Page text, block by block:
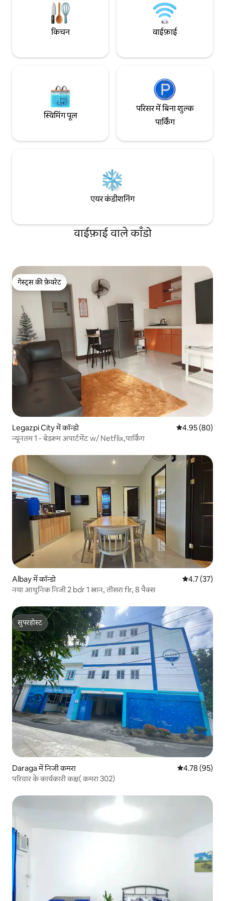
किचन वाईफ़ाई
स्विमिंग पूल
परिसर में बिना शुल्क
पार्किंग
एयर कंडीशनिंग
वाईफ़ाई वाले काँडो
गेस्ट्स की फ़ेवरेट
गेस्ट्स की फ़ेवरेट
Legazpi City में कॉन्डो औसत रेटिंग 5 में
4.95 (80)
न्यूनतम 1 - बेडरूम अपार्टमेंट w/ Netflix,पार्किंग
Albay में कॉन्डो औसत रेटिंग 5
4.7 (37)
नया आधुनिक निजी 2 bdr 1 स्नान, तीसरा flr, 8 पैक्स
सुपरहोस्ट
सुपरहोस्ट
Daraga में निजी कमरा औसत रेटिंग 5 में
4.78 (95)
परिवार के कार्यकारी कक्ष( कमरा 302)